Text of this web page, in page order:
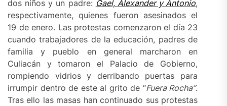
dos niños y un padre: Gael, Alexander y Antonio,
respectivamente, quienes fueron asesinados el
19 de enero. Las protestas comenzaron el día 23
cuando trabajadores de la educación, padres de
familia y pueblo en general marcharon en
Culiacán y tomaron el Palacio de Gobierno,
rompiendo vidrios y derribando puertas para
irrumpir dentro de este al grito de “Fuera Rocha”.
Tras ello las masas han continuado sus protestas